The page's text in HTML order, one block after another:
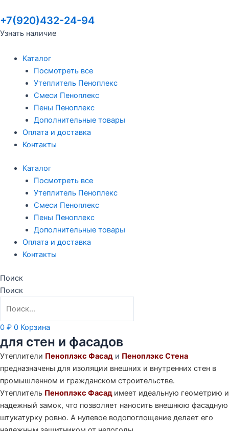
+7(920)432-24-94
Узнать наличие
Каталог
Посмотреть все
Утеплитель Пеноплекс
Смеси Пеноплекс
Пены Пеноплекс
Дополнительные товары
Оплата и доставка
Контакты
Каталог
Посмотреть все
Утеплитель Пеноплекс
Смеси Пеноплекс
Пены Пеноплекс
Дополнительные товары
Оплата и доставка
Контакты
Поиск
Поиск
0 ₽ 0 Корзина
для стен и фасадов
Утеплители Пеноплэкс Фасад и Пеноплэкс Стена
предназначены для изоляции внешних и внутренних стен в
промышленном и гражданском строительстве.
Утеплитель Пеноплэкс Фасад имеет идеальную геометрию и
надежный замок, что позволяет наносить внешнюю фасадную
штукатурку ровно. А нулевое водопоглощение делает его